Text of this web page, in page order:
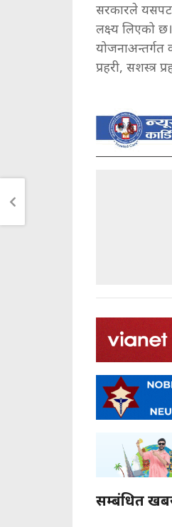
सरकारले
लक्ष्य लिएको
योजनाअन्तर्गत
प्रहरी, सशस्त्र
सम्बंधित